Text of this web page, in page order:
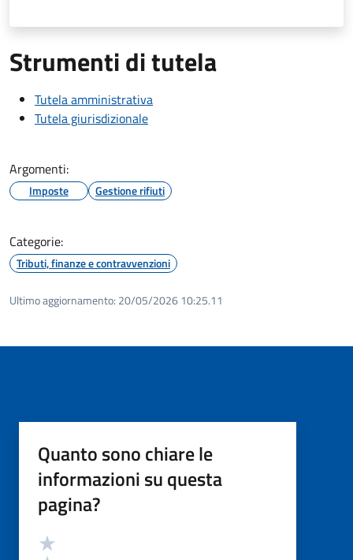
Strumenti di tutela
Tutela amministrativa
Tutela giurisdizionale
Argomenti:
Imposte Gestione rifiuti
Categorie:
Tributi, finanze e contravvenzioni
Ultimo aggiornamento: 20/05/2026 10:25.11
Quanto sono chiare le
informazioni su questa
pagina?
Valutazione